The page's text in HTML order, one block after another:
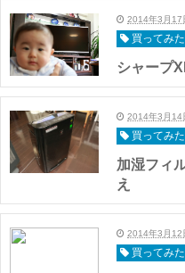
2014年3月17
買ってみた
シャープ
2014年3月14
買ってみた
加湿フィ
え
2014年3月12
買ってみた